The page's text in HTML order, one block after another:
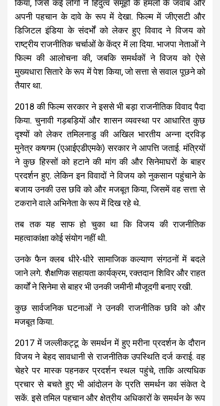
किया, जिसे कई लोगों ने हिंदुत्व समूहों के हमलों के जवाब और
अपनी पहचान के दावे के रूप में देखा. फिल्म में जीएसटी और
डिजिटल इंडिया के संदर्भों को लेकर हुए विवाद ने विजय को
राष्ट्रीय राजनीतिक चर्चाओं के केंद्र में ला दिया. भाजपा नेताओं ने
फिल्म की आलोचना की, जबकि समर्थकों ने विजय को ऐसे
मुख्यधारा सितारे के रूप में पेश किया, जो सत्ता से सवाल पूछने को
तैयार था.
2018 की फिल्म सरकार ने इससे भी बड़ा राजनीतिक विवाद पैदा
किया. चुनावी गड़बड़ियों और शासन व्यवस्था पर आधारित कुछ
दृश्यों को लेकर तमिलनाडु की अखिल भारतीय अन्ना द्रविड़
मुनेत्र कषगम (एआईएडीएमके) सरकार ने आपत्ति जताई. मंत्रियों
ने कुछ हिस्सों को हटाने की मांग की और सिनेमाघरों के बाहर
प्रदर्शन हुए. लेकिन इन विवादों ने विजय को नुकसान पहुंचाने के
बजाय उनकी उस छवि को और मजबूत किया, जिसमें वह सत्ता से
टकराने वाले अभिनेता के रूप में दिख रहे थे.
तब तक यह साफ हो चुका था कि विजय की राजनीतिक
महत्वाकांक्षा कोई संयोग नहीं थी.
उनके फैन क्लब धीरे-धीरे सामाजिक कल्याण संगठनों में बदले
जाने लगे. शैक्षणिक सहायता कार्यक्रम, रक्तदान शिविर और राहत
कार्यों ने सिनेमा से बाहर भी उनकी जमीनी मौजूदगी बनाए रखी.
कुछ सार्वजनिक घटनाओं ने उनकी राजनीतिक छवि को और
मजबूत किया.
2017 में जल्लीकट्टू के समर्थन में हुए मरीना प्रदर्शन के दौरान
विजय ने बेहद सावधानी से राजनीतिक उपस्थिति दर्ज कराई. वह
चेहरे पर मास्क पहनकर प्रदर्शन स्थल पहुंचे, ताकि अत्यधिक
प्रचार से बचते हुए भी आंदोलन के प्रति समर्थन का संकेत दे
सकें. इसे तमिल पहचान और क्षेत्रीय अधिकारों के समर्थन के रूप